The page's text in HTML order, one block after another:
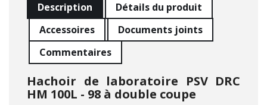
Description
Détails du produit
Accessoires
Documents joints
Commentaires
Hachoir de laboratoire PSV DRC
HM 100L - 98 à double coupe